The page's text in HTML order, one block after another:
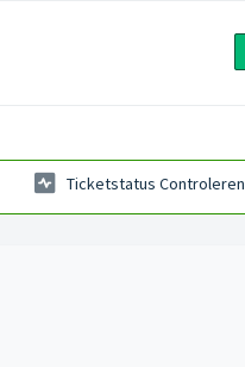
Ticketstatus Controleren